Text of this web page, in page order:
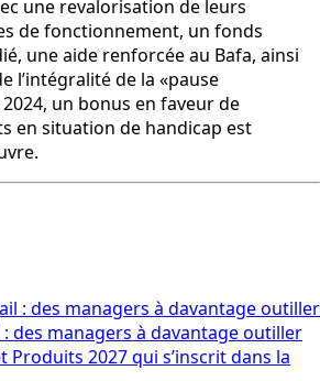
une revalorisation de leurs
de fonctionnement, un fonds
une aide renforcée au Bafa, ainsi
l’intégralité de la «pause
un bonus en faveur de
en situation de handicap est
des managers à davantage outiller